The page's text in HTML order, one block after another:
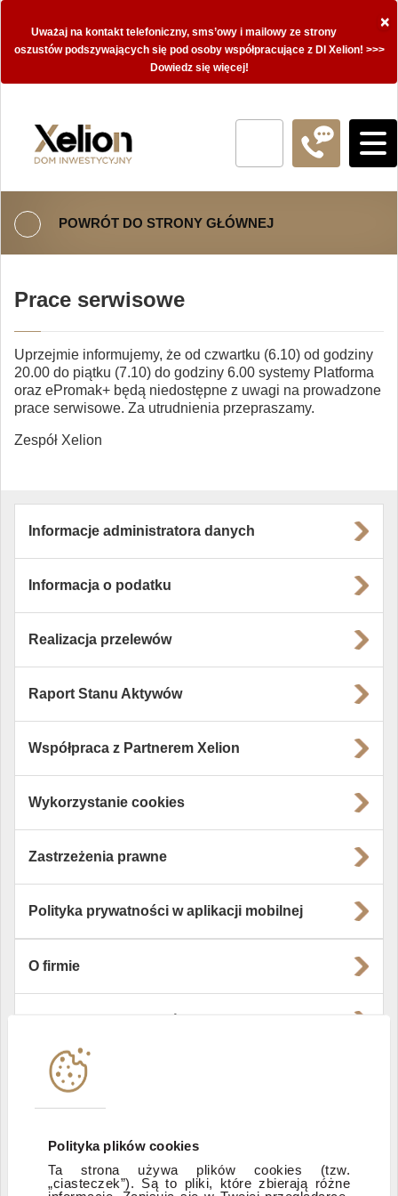
Polityka plików cookies
Ta strona używa plików cookies (tzw.
„ciasteczek”). Są to pliki, które zbierają różne
×
Uważaj na kontakt telefoniczny, sms’owy i mailowy ze strony
oszustów podszywających się pod osoby współpracujące z DI Xelion! >>>
Dowiedz się więcej!
POWRÓT DO STRONY GŁÓWNEJ
Prace serwisowe
Uprzejmie informujemy, że od czwartku (6.10) od godziny
20.00 do piątku (7.10) do godziny 6.00 systemy Platforma
oraz ePromak+ będą niedostępne z uwagi na prowadzone
prace serwisowe. Za utrudnienia przepraszamy.
Zespół Xelion
Informacje administratora danych
Informacja o podatku
Realizacja przelewów
Raport Stanu Aktywów
Współpraca z Partnerem Xelion
Wykorzystanie cookies
Zastrzeżenia prawne
Polityka prywatności w aplikacji mobilnej
O firmie
Instytucje współpracujące
Zastrzeżenia prawne